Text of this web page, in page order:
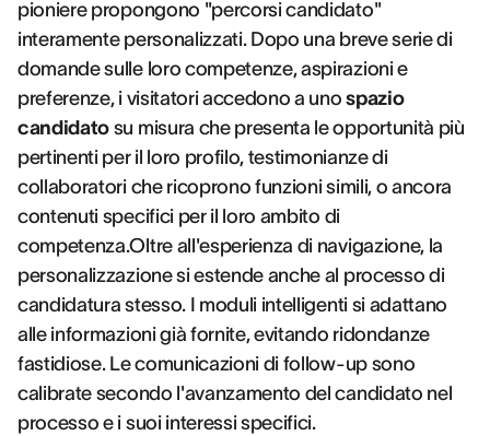
pioniere propongono "percorsi candidato"
interamente personalizzati. Dopo una breve serie di
domande sulle loro competenze, aspirazioni e
preferenze, i visitatori accedono a unospazio
candidato su misura che presenta le opportunità più
pertinenti per il loro profilo, testimonianze di
collaboratori che ricoprono funzioni simili, o ancora
contenuti specifici per il loro ambito di
competenza.Oltre all'esperienza di navigazione, la
personalizzazione si estende anche al processo di
candidatura stesso. I moduli intelligenti si adattano
alle informazioni già fornite, evitando ridondanze
fastidiose. Le comunicazioni di follow-up sono
calibrate secondo l'avanzamento del candidato nel
processo e i suoi interessi specifici.